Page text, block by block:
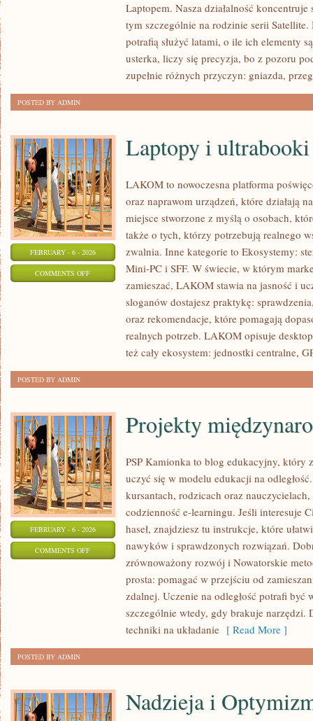
PODZESPOŁÓW
Laptopem. Nasza działalność
tym szczególnie na rodzinie serii
potrafią służyć latami, o ile ich elementy
usterka, liczy się precyzja, bo z pozoru
zupełnie różnych przyczyn: gniazda,
POSTED BY ADMIN
FEBRUARY - 6 - 2026
COMMENTS OFFON
ULTRABOOKI
Laptopy i ultrabooki
LAKOM to nowoczesna platforma
oraz naprawom urządzeń, które działają
miejsce stworzone z myślą o osobach,
także o tych, którzy potrzebują realnego
zwalnia. Inne kategorie to Ekosystemy:
Mini-PC i SFF. W świecie, w którym
zamieszać, LAKOM stawia na jasność i
sloganów dostajesz praktykę:
oraz rekomendacje, które pomagają
realnych potrzeb. LAKOM opisuje
też cały ekosystem: jednostki centralne,
POSTED BY ADMIN
FEBRUARY - 6 - 2026
COMMENTS OFFON
MIĘDZYNARODOWE
Projekty
PSP Kamionka to blog edukacyjny, który
uczyć się w modelu edukacji na
kursantach, rodzicach oraz
codzienność e-learningu. Jeśli interesuje
haseł, znajdziesz tu instrukcje, które
nawyków i sprawdzonych rozwiązań.
zrównoważony rozwój i Nowatorskie
prosta: pomagać w przejściu od
zdalnej. Uczenie na odległość potrafi być
szczególnie wtedy, gdy brakuje narzędzi.
techniki na układanie [ Read More ]
POSTED BY ADMIN
Nadzieja i